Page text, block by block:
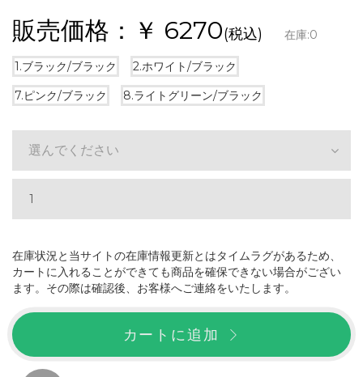
販売価格：￥ 6270(税込) 在庫:0
1.ブラック/ブラック
2.ホワイト/ブラック
7.ピンク/ブラック
8.ライトグリーン/ブラック
選んでください
在庫状況と当サイトの在庫情報更新とはタイムラグがあるため、
カートに入れることができても商品を確保できない場合がござい
ます。その際は確認後、お客様へご連絡をいたします。
カートに追加